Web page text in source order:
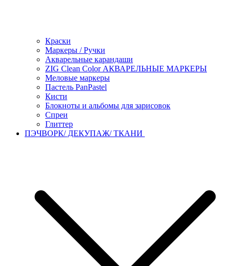
Краски
Маркеры / Ручки
Акварельные карандаши
ZIG Clean Color АКВАРЕЛЬНЫЕ МАРКЕРЫ
Меловые маркеры
Пастель PanPastel
Кисти
Блокноты и альбомы для зарисовок
Спреи
Глиттер
ПЭЧВОРК/ ДЕКУПАЖ/ ТКАНИ